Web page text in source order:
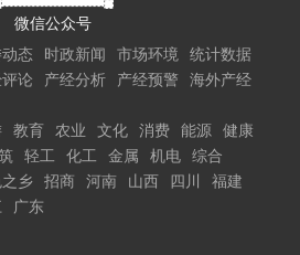
微信公众号
态 时政新闻 市场环境
统计数据
论 产经分析 产经预警
海外产经
教育 农业 文化 消费 能源
健康
轻工 化工 金属 机电
综合
乡 招商 河南 山西 四川
福建
广东